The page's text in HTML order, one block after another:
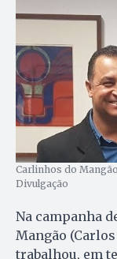
Carlinhos do
Divulgação
Na campanha
Mangão
trabalhou, em